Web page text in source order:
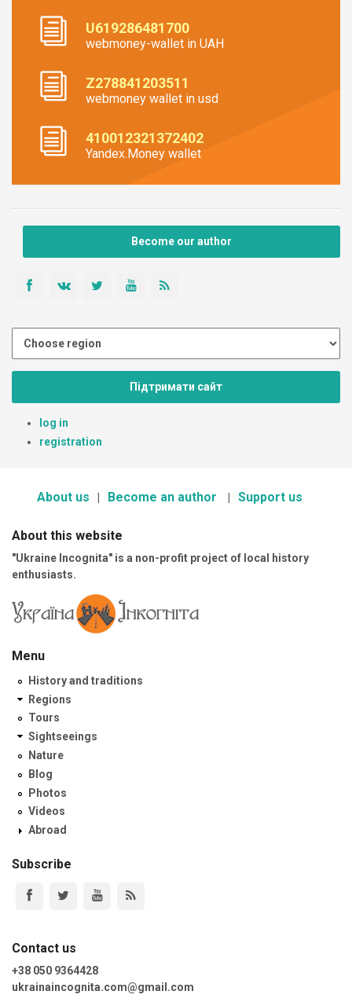
U619286481700
webmoney-wallet in UAH
Z278841203511
webmoney wallet in usd
410012321372402
Yandex.Money wallet
Become our author
Підтримати сайт
log in
registration
About us Become an author Support us
About this website
"Ukraine Incognita" is a non-profit project of local history
enthusiasts.
Menu
History and traditions
Regions
Tours
Sightseeings
Nature
Blog
Photos
Videos
Abroad
Subscribe
Contact us
+38 050 9364428
ukrainaincognita.com@gmail.com